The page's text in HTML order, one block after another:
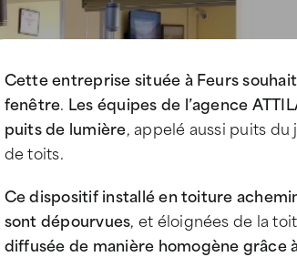
Cette entreprise située à Feurs
fenêtre. Les équipes de l’agence
puits de lumière, appelé aussi puits
de toits.
Ce dispositif installé en toiture
sont dépourvues, et éloignées de la
diffusée de manière homogène grâce